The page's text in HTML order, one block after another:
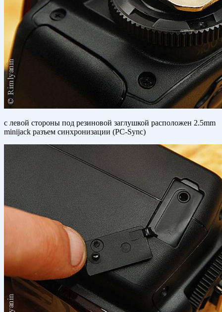
с левой стороны под резиновой заглушкой расположен 2.5mm
minijack разъем синхронизации (PC-Sync)